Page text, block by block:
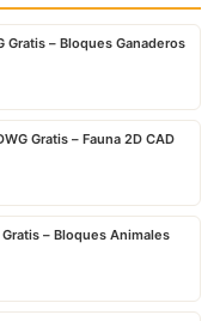
Gratis – Bloques Ganaderos
Gratis – Fauna 2D CAD
– Bloques Animales